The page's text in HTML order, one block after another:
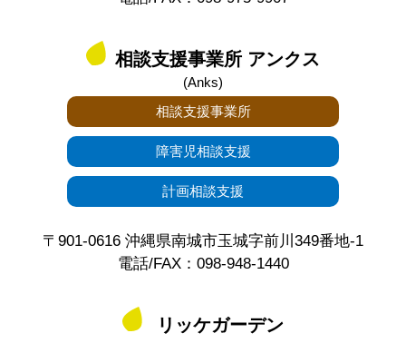
相談支援事業所 アンクス
(Anks)
相談支援事業所
障害児相談支援
計画相談支援
〒901-0616 沖縄県南城市玉城字前川349番地-1
電話/FAX：098-948-1440
リッケガーデン